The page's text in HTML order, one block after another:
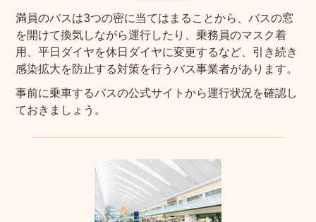
満員のバスは3つの密に当てはまることから、バスの窓
を開けて換気しながら運行したり、乗務員のマスク着
用、平日ダイヤを休日ダイヤに変更するなど、引き続き
感染拡大を防止する対策を行うバス事業者があります。
事前に乗車するバスの公式サイトから運行状況を確認し
ておきましょう。